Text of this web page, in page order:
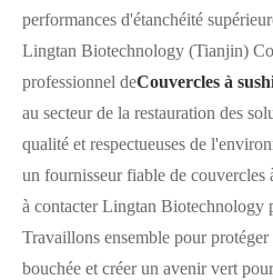
performances d'étanchéité
Lingtan Biotechnology (Tianjin)
professionnel deCouvercles à
au secteur de la restauration des
qualité et respectueuses de
un fournisseur fiable de couvercles
à contacter Lingtan Biotechnology
Travaillons ensemble pour
bouchée et créer un avenir vert